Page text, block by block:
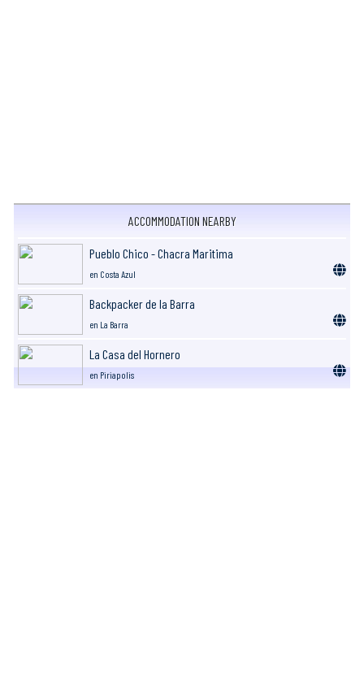
ACCOMMODATION NEARBY
Pueblo Chico - Chacra Maritima
en Costa Azul
Backpacker de la Barra
en La Barra
La Casa del Hornero
en Piriapolis